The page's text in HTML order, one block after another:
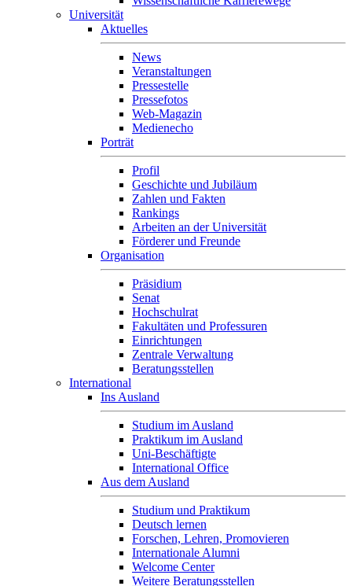
Universität
Aktuelles
News
Veranstaltungen
Pressestelle
Pressefotos
Web-Magazin
Medienecho
Porträt
Profil
Geschichte und Jubiläum
Zahlen und Fakten
Rankings
Arbeiten an der Universität
Förderer und Freunde
Organisation
Präsidium
Senat
Hochschulrat
Fakultäten und Professuren
Einrichtungen
Zentrale Verwaltung
Beratungsstellen
International
Ins Ausland
Studium im Ausland
Praktikum im Ausland
Uni-Beschäftigte
International Office
Aus dem Ausland
Studium und Praktikum
Deutsch lernen
Forschen, Lehren, Promovieren
Internationale Alumni
Welcome Center
Weitere Beratungsstellen